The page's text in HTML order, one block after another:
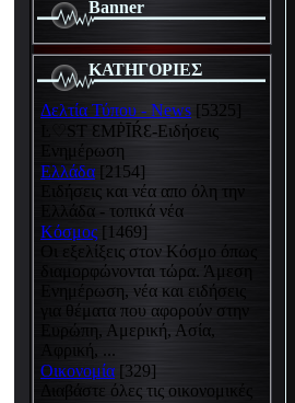
Banner
ΚΑΤΗΓΟΡΙΕΣ
Δελτία Τύπου - News [5325]
Ŀ♡SƬ ƐMṖĪŔƐ-Ειδήσεις
Ενημέρωση
Ελλάδα [2154]
Ειδήσεις και νέα απο όλη την
Ελλάδα - τοπικά νέα
Κόσμος [1469]
Οι εξελίξεις στον Κόσμο όπως
διαμορφώνονται τώρα. Άμεση
Ενημέρωση, νέα και ειδήσεις
για θέματα που αφορούν στην
Ευρώπη, Αμερική, Ασία,
Αφρική, ...
Οικονομία [329]
Διαβάστε όλες τις οικονομικές